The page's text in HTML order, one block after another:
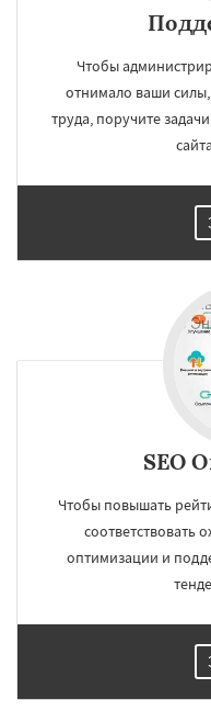
Чтобы
отнимало ваши
труда, поручите
SEO
Чтобы повышать
соответствовать
оптимизации и